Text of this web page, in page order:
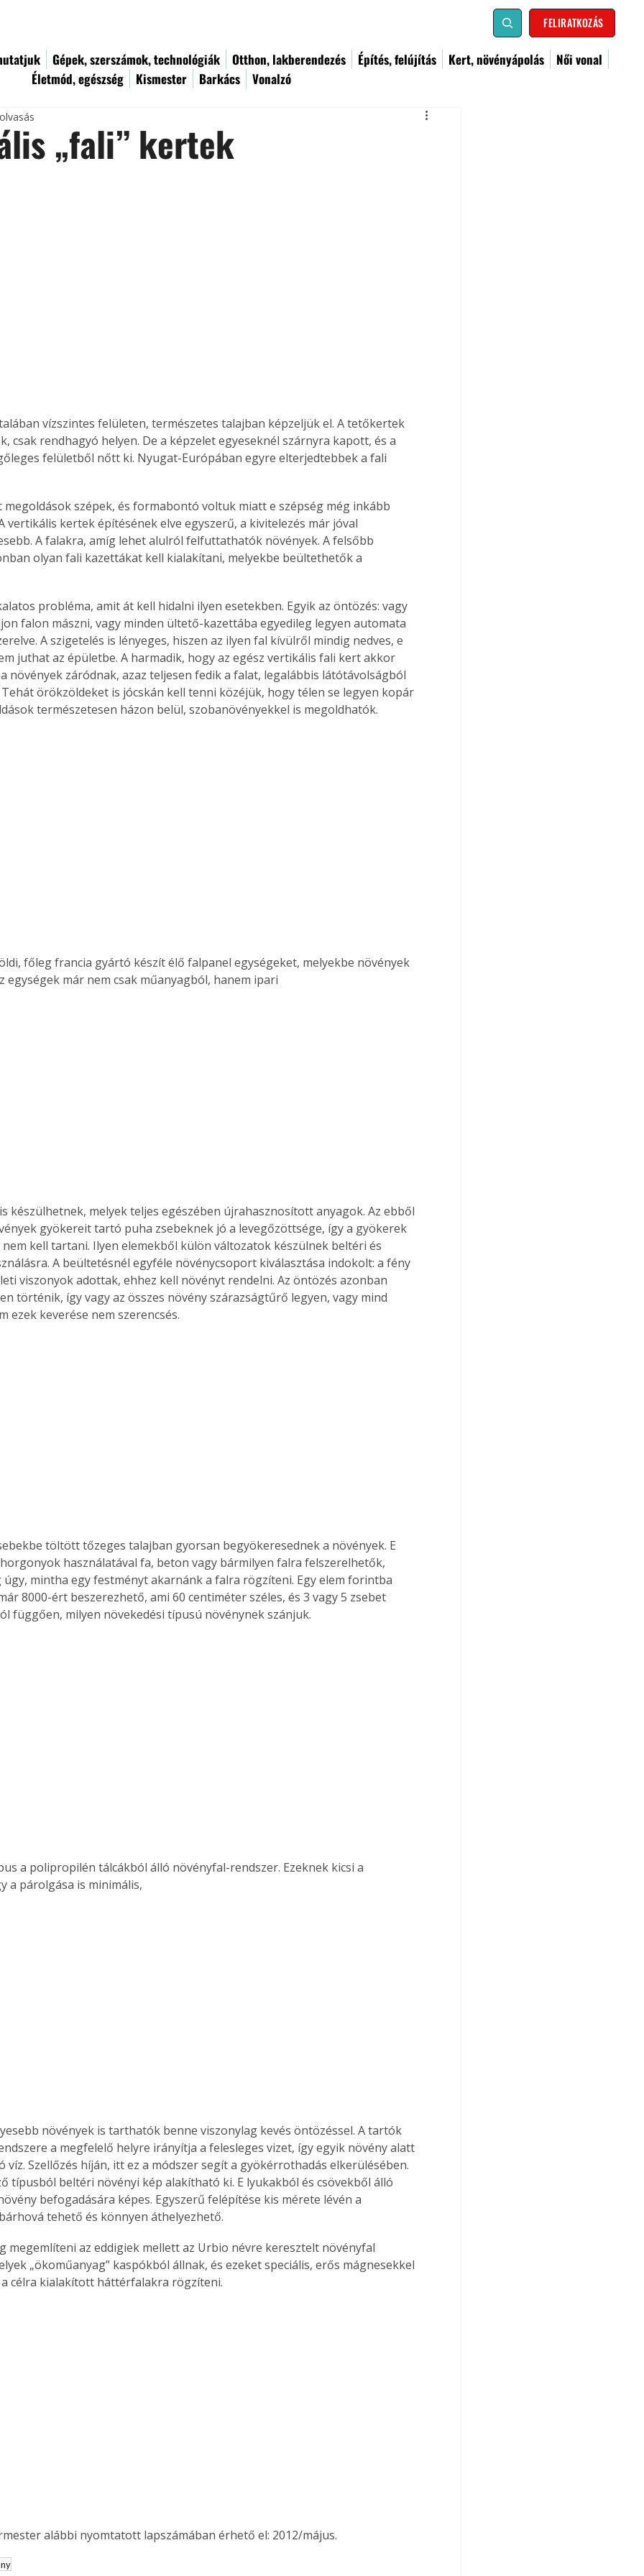
FELIRATKOZÁS
Gépek, szerszámok, technológiák Otthon, lakberendezés Építés, felújítás Kert, növényápolás
Női vonal
Életmód, egészség
Kismester Barkács Vonalzó
vagy
is
Bárhol,
élve
az
Gyógyító növények: a
„fali” kertek
vízszintes felületen, természetes talajban képzeljük el. A tetőkertek
csak rendhagyó helyen. De a képzelet egyeseknél szárnyra kapott, és a
felületből nőtt ki. Nyugat-Európában egyre elterjedtebbek a fali
szépek, és formabontó voltuk miatt e szépség még inkább
vertikális kertek építésének elve egyszerű, a kivitelezés már jóval
A falakra, amíg lehet alulról felfuttathatók növények. A felsőbb
olyan fali kazettákat kell kialakítani, melyekbe beültethetők a
falon mászni, vagy minden ültető-kazettába egyedileg legyen automata
A szigetelés is lényeges, hiszen az ilyen fal kívülről mindig nedves, e
juthat az épületbe. A harmadik, hogy az egész vertikális fali kert akkor
növények záródnak, azaz teljesen fedik a falat, legalábbis látótávolságból
örökzöldeket is jócskán kell tenni közéjük, hogy télen se legyen kopár
természetesen házon belül, szobanövényekkel is megoldhatók.
egységek már nem csak műanyagból, hanem ipari
készülhetnek, melyek teljes egészében újrahasznosított anyagok. Az ebből
gyökereit tartó puha zsebeknek jó a levegőzöttsége, így a gyökerek
kell tartani. Ilyen elemekből külön változatok készülnek beltéri és
A beültetésnél egyféle növénycsoport kiválasztása indokolt: a fény
viszonyok adottak, ehhez kell növényt rendelni. Az öntözés azonban
történik, így vagy az összes növény szárazságtűrő legyen, vagy mind
ezek keverése nem szerencsés.
töltött tőzeges talajban gyorsan begyökeresednek a növények. E
használatával fa, beton vagy bármilyen falra felszerelhetők,
mintha egy festményt akarnánk a falra rögzíteni. Egy elem forintba
8000-ért beszerezhető, ami 60 centiméter széles, és 3 vagy 5 zsebet
függően, milyen növekedési típusú növénynek szánjuk.
a párolgása is minimális,
növények is tarthatók benne viszonylag kevés öntözéssel. A tartók
a megfelelő helyre irányítja a felesleges vizet, így egyik növény alatt
víz. Szellőzés híján, itt ez a módszer segít a gyökérrothadás elkerülésében.
típusból beltéri növényi kép alakítható ki. E lyukakból és csövekből álló
befogadására képes. Egyszerű felépítése kis mérete lévén a
tehető és könnyen áthelyezhető.
„ökoműanyag” kaspókból állnak, és ezeket speciális, erős mágnesekkel
célra kialakított háttérfalakra rögzíteni.
alábbi nyomtatott lapszámában érhető el: 2012/május.